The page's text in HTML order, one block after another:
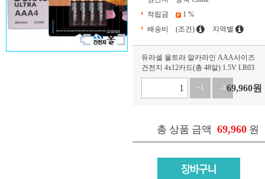
적립금
1 %
배송비
(조건) 지역별
듀라셀 울트라 알카라인 AAA사이즈
건전지 4x12카드(총 48알) 1.5V LR03
+1 -169,960원
총 상품 금액 69,960 원